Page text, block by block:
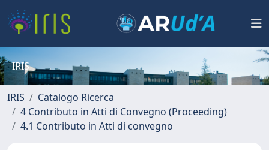
IRIS
IRIS
Catalogo Ricerca
4 Contributo in Atti di Convegno (Proceeding)
4.1 Contributo in Atti di convegno